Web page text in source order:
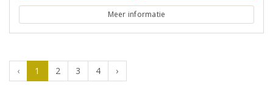
Meer informatie
‹ 1 2 3 4 ›